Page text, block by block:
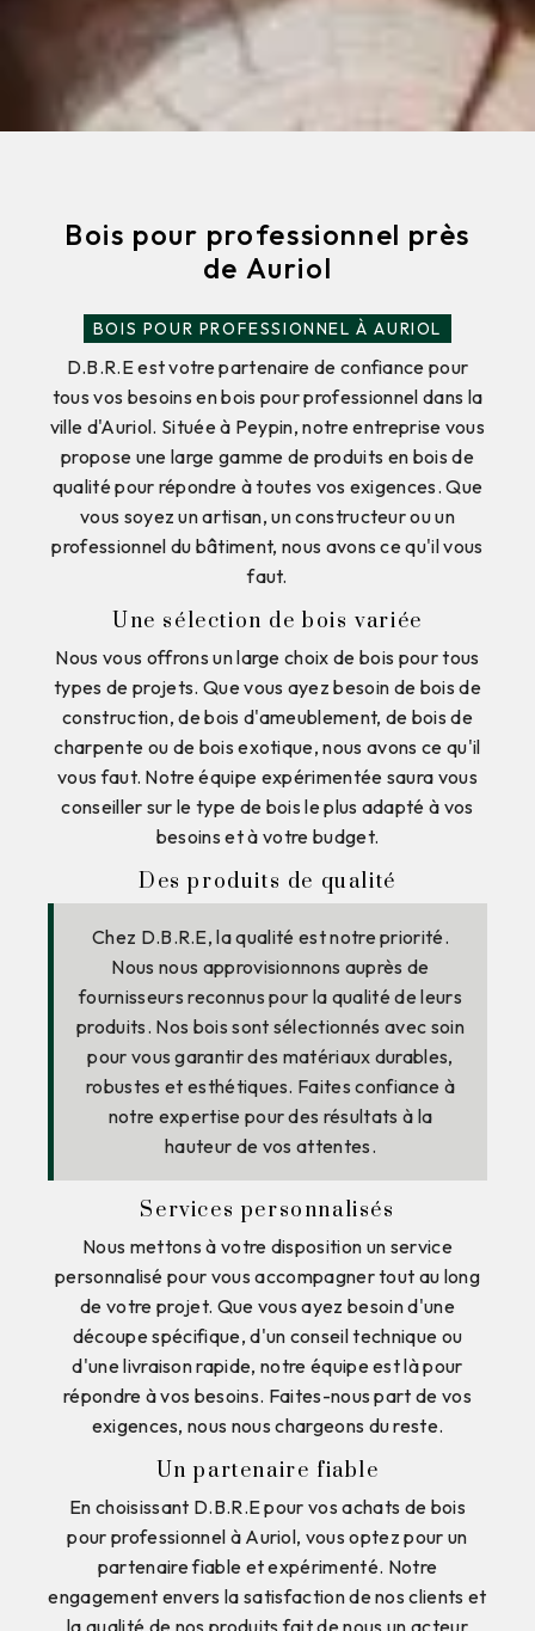
Bois pour professionnel près
de Auriol
BOIS POUR PROFESSIONNEL À AURIOL
D.B.R.E est votre partenaire de confiance pour
tous vos besoins en bois pour professionnel dans la
ville d'Auriol. Située à Peypin, notre entreprise vous
propose une large gamme de produits en bois de
qualité pour répondre à toutes vos exigences. Que
vous soyez un artisan, un constructeur ou un
professionnel du bâtiment, nous avons ce qu'il vous
faut.
Une sélection de bois variée
Nous vous offrons un large choix de bois pour tous
types de projets. Que vous ayez besoin de bois de
construction, de bois d'ameublement, de bois de
charpente ou de bois exotique, nous avons ce qu'il
vous faut. Notre équipe expérimentée saura vous
conseiller sur le type de bois le plus adapté à vos
besoins et à votre budget.
Des produits de qualité
Chez D.B.R.E, la qualité est notre priorité.
Nous nous approvisionnons auprès de
fournisseurs reconnus pour la qualité de leurs
produits. Nos bois sont sélectionnés avec soin
pour vous garantir des matériaux durables,
robustes et esthétiques. Faites confiance à
notre expertise pour des résultats à la
hauteur de vos attentes.
Services personnalisés
Nous mettons à votre disposition un service
personnalisé pour vous accompagner tout au long
de votre projet. Que vous ayez besoin d'une
découpe spécifique, d'un conseil technique ou
d'une livraison rapide, notre équipe est là pour
répondre à vos besoins. Faites-nous part de vos
exigences, nous nous chargeons du reste.
Un partenaire fiable
En choisissant D.B.R.E pour vos achats de bois
pour professionnel à Auriol, vous optez pour un
partenaire fiable et expérimenté. Notre
engagement envers la satisfaction de nos clients et
la qualité de nos produits fait de nous un acteur